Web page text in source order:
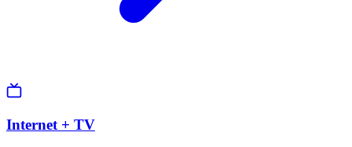
Internet + TV